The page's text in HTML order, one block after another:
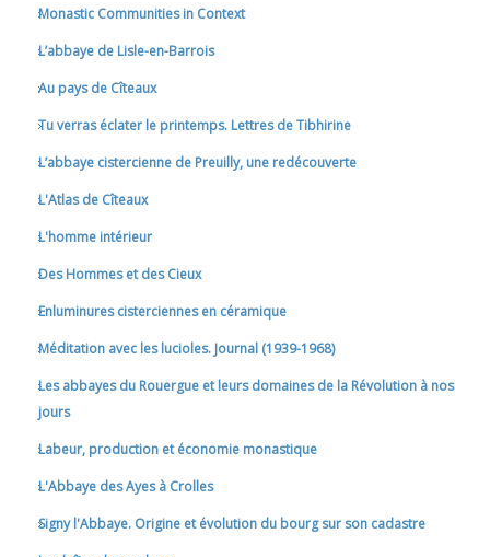
Monastic Communities in Context
L’abbaye de Lisle-en-Barrois
Au pays de Cîteaux
Tu verras éclater le printemps. Lettres de Tibhirine
L’abbaye cistercienne de Preuilly, une redécouverte
L'Atlas de Cîteaux
L'homme intérieur
Des Hommes et des Cieux
Enluminures cisterciennes en céramique
Méditation avec les lucioles. Journal (1939-1968)
Les abbayes du Rouergue et leurs domaines de la Révolution à nos
jours
Labeur, production et économie monastique
L'Abbaye des Ayes à Crolles
Signy l'Abbaye. Origine et évolution du bourg sur son cadastre